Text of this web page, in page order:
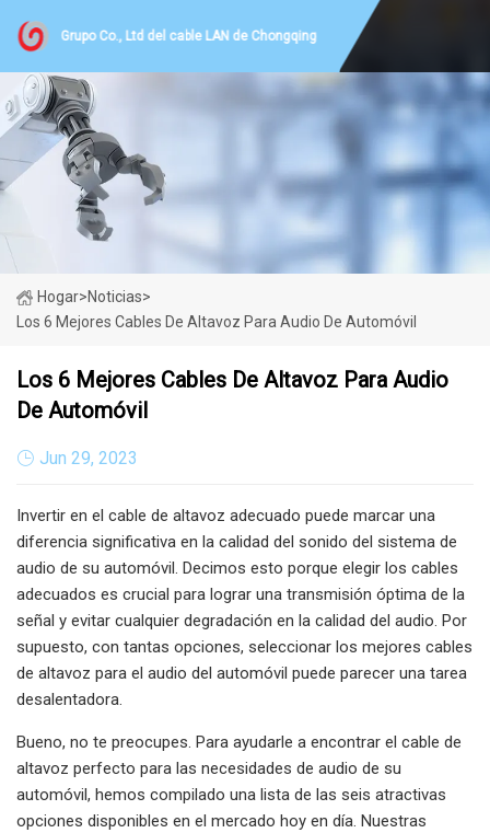
Grupo Co., Ltd del cable LAN de Chongqing
Hogar>Noticias>
Los 6 Mejores Cables De Altavoz Para Audio De Automóvil
Los 6 Mejores Cables De Altavoz Para Audio
De Automóvil
Jun 29, 2023
Invertir en el cable de altavoz adecuado puede marcar una
diferencia significativa en la calidad del sonido del sistema de
audio de su automóvil. Decimos esto porque elegir los cables
adecuados es crucial para lograr una transmisión óptima de la
señal y evitar cualquier degradación en la calidad del audio. Por
supuesto, con tantas opciones, seleccionar los mejores cables
de altavoz para el audio del automóvil puede parecer una tarea
desalentadora.
Bueno, no te preocupes. Para ayudarle a encontrar el cable de
altavoz perfecto para las necesidades de audio de su
automóvil, hemos compilado una lista de las seis atractivas
opciones disponibles en el mercado hoy en día. Nuestras